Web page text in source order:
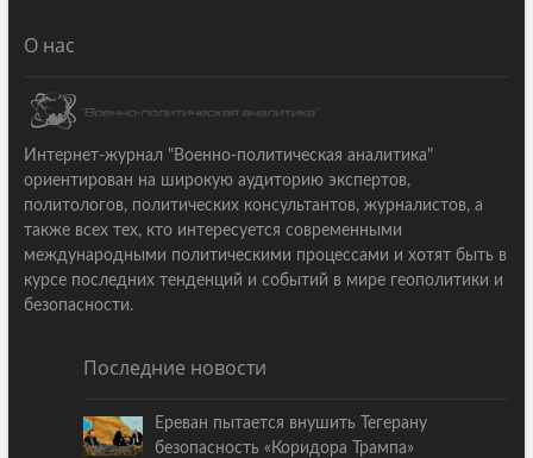
О нас
Интернет-журнал "Военно-политическая аналитика"
ориентирован на широкую аудиторию экспертов,
политологов, политических консультантов, журналистов, а
также всех тех, кто интересуется современными
международными политическими процессами и хотят быть в
курсе последних тенденций и событий в мире геополитики и
безопасности.
Последние новости
Ереван пытается внушить Тегерану
безопасность «Коридора Трампа»